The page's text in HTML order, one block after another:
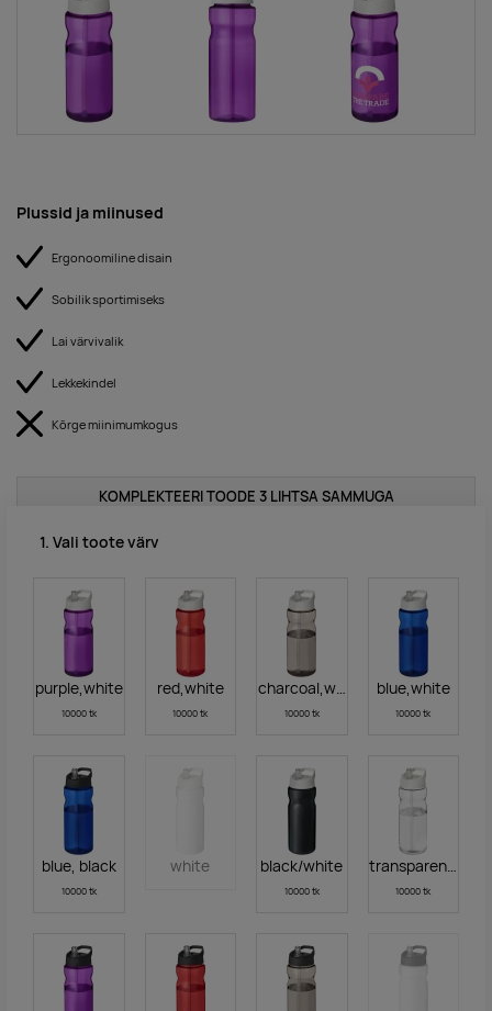
Plussid ja miinused
Ergonoomiline disain
Sobilik sportimiseks
Lai värvivalik
Lekkekindel
Kõrge miinimumkogus
KOMPLEKTEERI TOODE 3 LIHTSA SAMMUGA
1. Vali toote värv
purple,white
10000 tk
red,white
10000 tk
charcoal,white
10000 tk
blue,white
10000 tk
blue, black
10000 tk
white black/white
10000 tk
transparent
10000 tk